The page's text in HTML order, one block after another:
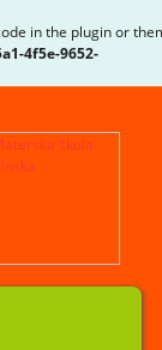
in the plugin or
4f5e-9652-